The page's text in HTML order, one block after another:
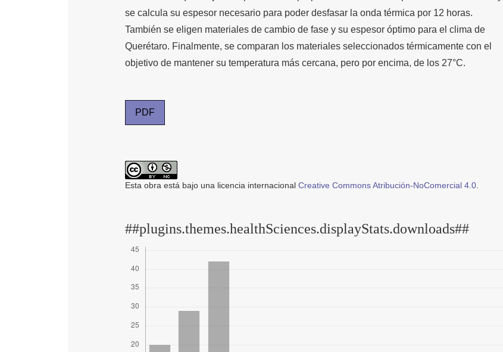
se calcula su espesor necesario para poder desfasar la onda térmica por 12 horas.
También se eligen materiales de cambio de fase y su espesor óptimo para el clima de
Querétaro. Finalmente, se comparan los materiales seleccionados térmicamente con el
objetivo de mantener su temperatura más cercana, pero por encima, de los 27°C.
PDF
Esta obra está bajo una licencia internacional Creative Commons Atribución-NoComercial 4.0.
##plugins.themes.healthSciences.displayStats.downloads##